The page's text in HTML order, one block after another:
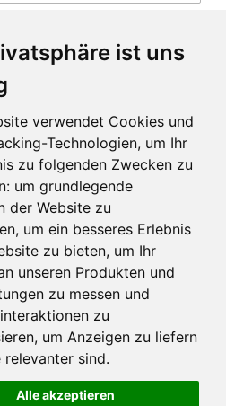
um Ihr Erlebnis
Werbung
ist uns
verwendet Cookies und
Technologien, um Ihr
zu folgenden Zwecken zu
um grundlegende
der Website zu
, um ein besseres Erlebnis
zu bieten, um Ihr
unseren Produkten und
zu messen und
zu
, um Anzeigen zu liefern
relevanter sind.
Alle akzeptieren
uns